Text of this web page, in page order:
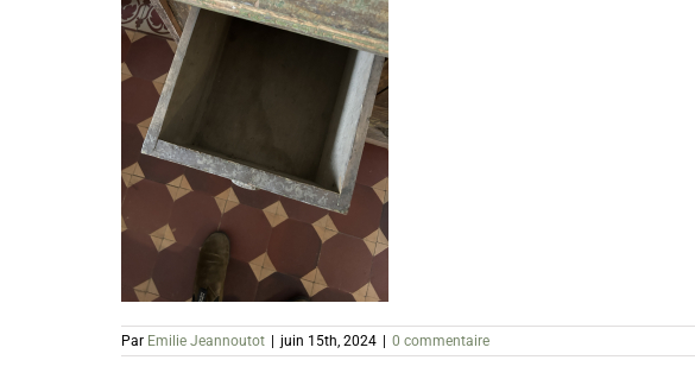
Par Emilie Jeannoutot juin 15th, 2024 0 commentaire